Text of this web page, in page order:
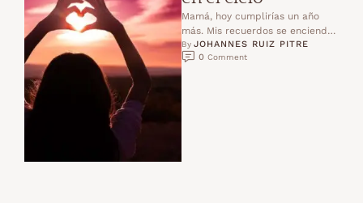
Mamá, hoy cumplirías un año
más. Mis recuerdos se encienden
como un fuego suave que me
arropa mientras …
By JOHANNES RUIZ PITRE
0 Comment